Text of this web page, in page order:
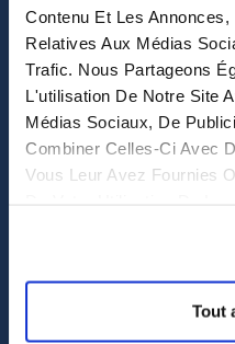
Contenu Et Les
Relatives Aux Médias
Trafic. Nous Partageons
L'utilisation De Notre Site
Médias Sociaux, De
Combiner Celles-Ci Avec
Vous Leur Avez Fournies
Tout
308 Des Voeux Rd
308, Des Voeux
eastwise
Purchasing